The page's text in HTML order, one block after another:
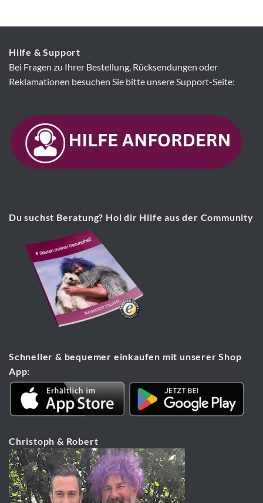
Hilfe & Support
Bei Fragen zu Ihrer Bestellung, Rücksendungen oder
Reklamationen besuchen Sie bitte unsere Support-Seite:
Du suchst Beratung? Hol dir Hilfe aus der Community
Schneller & bequemer einkaufen mit unserer Shop
App:
Christoph & Robert